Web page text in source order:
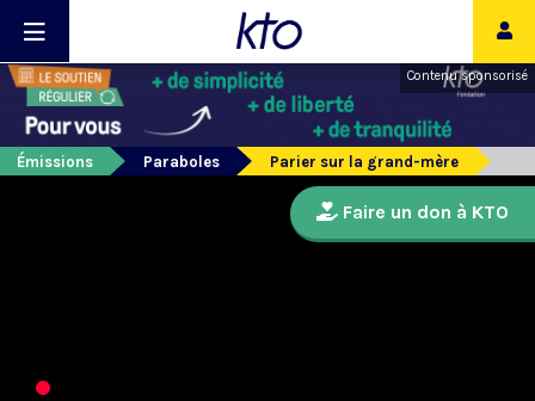
Contenu sponsorisé
Émissions Paraboles Parier sur la grand-mère
Faire un don à KTO